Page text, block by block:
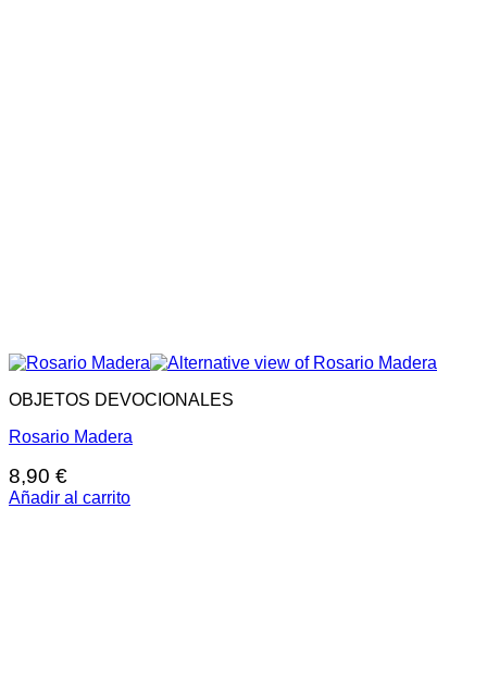
OBJETOS DEVOCIONALES
Rosario Madera
8,90 €
Añadir al carrito